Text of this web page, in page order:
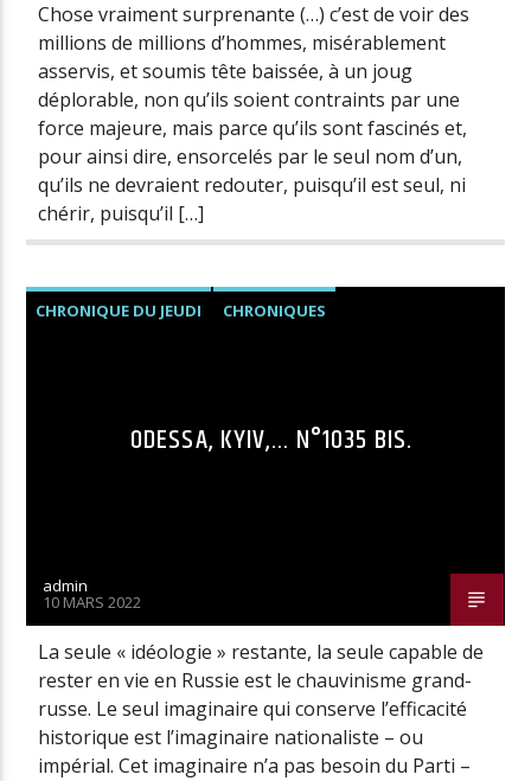
Chose vraiment surprenante (…) c’est de voir des
millions de millions d’hommes, misérablement
asservis, et soumis tête baissée, à un joug
déplorable, non qu’ils soient contraints par une
force majeure, mais parce qu’ils sont fascinés et,
pour ainsi dire, ensorcelés par le seul nom d’un,
qu’ils ne devraient redouter, puisqu’il est seul, ni
chérir, puisqu’il […]
CHRONIQUE DU JEUDI CHRONIQUES
ODESSA, KYIV,… N°1035 BIS.
admin
10 MARS 2022
La seule « idéologie » restante, la seule capable de
rester en vie en Russie est le chauvinisme grand-
russe. Le seul imaginaire qui conserve l’efficacité
historique est l’imaginaire nationaliste – ou
impérial. Cet imaginaire n’a pas besoin du Parti –